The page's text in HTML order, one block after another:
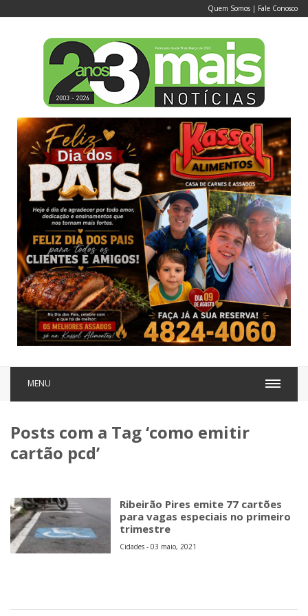
Quem Somos | Fale Conosco
MENU
Posts com a Tag ‘como emitir
cartão pcd’
Ribeirão Pires emite 77 cartões
para vagas especiais no primeiro
trimestre
Cidades - 03 maio, 2021